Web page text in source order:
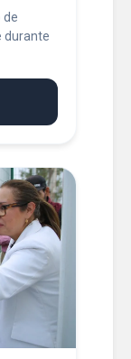
de
durante